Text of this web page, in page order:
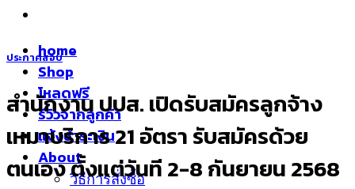
home
Shop
โหลดฟรี
รีวิวจากลูกค้า
แจ้งชำระเงิน
About
วิธีการสั่งซื้อ
ประกาศสอบ
สำนักงาน ปปส. เปิดรับสมัครลูกจ้าง
เหมาบริการ 21 อัตรา รับสมัครด้วย
ตนเอง ตั้งแต่วันที 2-8 กันยายน 2568